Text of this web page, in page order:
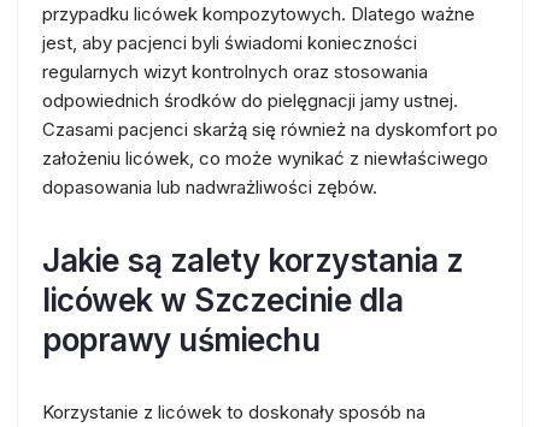
przypadku licówek kompozytowych. Dlatego ważne
jest, aby pacjenci byli świadomi konieczności
regularnych wizyt kontrolnych oraz stosowania
odpowiednich środków do pielęgnacji jamy ustnej.
Czasami pacjenci skarżą się również na dyskomfort po
założeniu licówek, co może wynikać z niewłaściwego
dopasowania lub nadwrażliwości zębów.
Jakie są zalety korzystania z
licówek w Szczecinie dla
poprawy uśmiechu
Korzystanie z licówek to doskonały sposób na